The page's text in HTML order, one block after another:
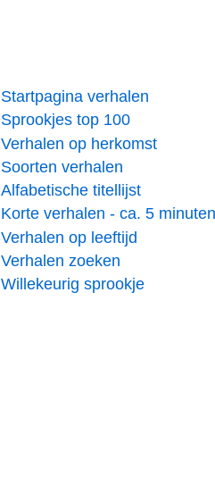
Startpagina verhalen
Sprookjes top 100
Verhalen op herkomst
Soorten verhalen
Alfabetische titellijst
Korte verhalen - ca. 5 minuten
Verhalen op leeftijd
Verhalen zoeken
Willekeurig sprookje